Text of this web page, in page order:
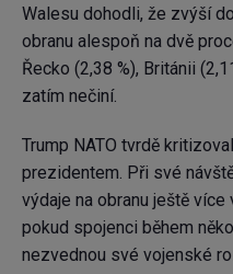
Walesu dohodli, že zvýší
obranu alespoň na dvě
Řecko (2,38 %), Británii
zatím nečiní.
Trump NATO tvrdě
prezidentem. Při své
výdaje na obranu ještě
pokud spojenci během
nezvednou své vojenské